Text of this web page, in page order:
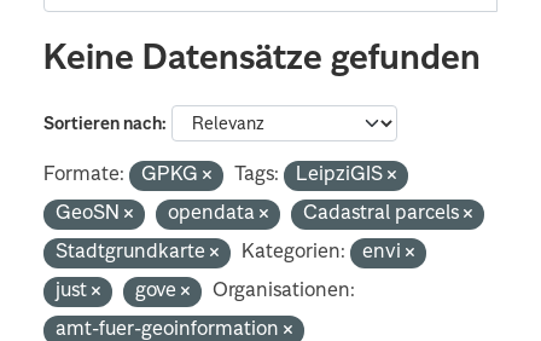
Keine Datensätze gefunden
Sortieren nach
Formate: GPKG Tags:
LeipziGIS
GeoSN
opendata
Cadastral parcels
Stadtgrundkarte
Kategorien:
envi
just
gove
Organisationen:
amt-fuer-geoinformation